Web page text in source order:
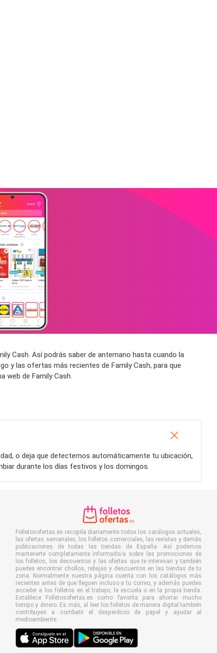
Cash. Así podrás saber de antemano hasta cuando la
y las ofertas más recientes de Family Cash, para que
web de Family Cash.
o deja que detectemos automáticamente tu ubicación,
durante los días festivos y los domingos.
Folletosofertas.es recopila diariamente todos los catálogos actuales,
las ofertas semanales, los folletos comerciales, las revistas y demás
publicaciones de todas las tiendas de España. Así podemos
mantenerte completamente informado/a sobre las promociones de
los folletos, los descuentos y las ofertas que te interesan y también
puedes encontrar chollos, rebajas y descuentos en las tiendas de tu
zona. Normalmente nuestra página cuenta con los catálogos más
recientes antes de que lleguen incluso a tu correo, y además puedes
acceder a los folletos en el trabajo, la escuela o en la propia tienda.
Establece Folletosofertas.es como favorita para ahorrar mucho
tiempo y dinero. Es más, al leer los folletos de manera digital también
contribuyes a combatir el desperdicio de papel y ayudar al
medioambiente.